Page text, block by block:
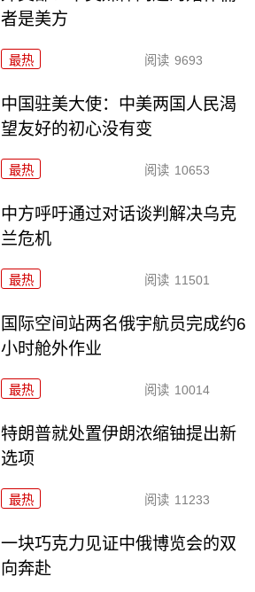
者是美方
最热 阅读 9693
中国驻美大使：中美两国人民渴
望友好的初心没有变
最热 阅读 10653
中方呼吁通过对话谈判解决乌克
兰危机
最热 阅读 11501
国际空间站两名俄宇航员完成约6
小时舱外作业
最热 阅读 10014
特朗普就处置伊朗浓缩铀提出新
选项
最热 阅读 11233
一块巧克力见证中俄博览会的双
向奔赴